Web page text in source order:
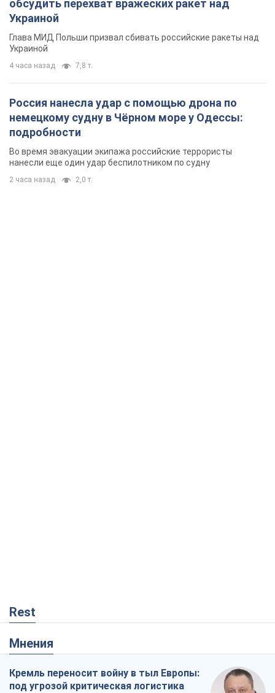
обсудить перехват вражеских ракет над
Украиной
Глава МИД Польши призвал сбивать российские ракеты над
Украиной
4 часа назад 7,8 т.
Россия нанесла удар с помощью дрона по
немецкому судну в Чёрном море у Одессы:
подробности
Во время эвакуации экипажа российские террористы
нанесли еще один удар беспилотником по судну
2 часа назад 2,0 т.
Rest
Мнения
Кремль переносит войну в тыл Европы:
под угрозой критическая логистика